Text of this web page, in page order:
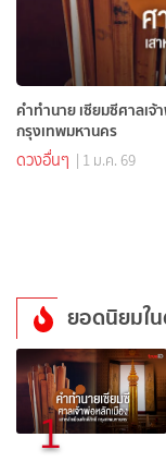
คำทำนาย เซียมซีศาลเ
กรุงเทพมหานคร
ดวงอื่นๆ | 1 ม.ค. 69
ยอดนิยมใ
1